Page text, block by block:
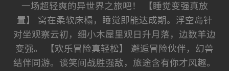
一场超轻爽的异世界之旅吧！ 【睡觉变强真放
置】 窝在柔软床榻，睡觉即能达成期。浮空岛针
对坐观察云初，细小木屋里观日升月落，边数羊边
变强。 【欢乐冒险真轻松】 邂逅冒险伙伴，幻兽
结伴同游。谈笑间战胜强敌，旅途含有你才风趣。